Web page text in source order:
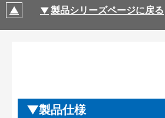
製品シリーズページに戻る
製品仕様